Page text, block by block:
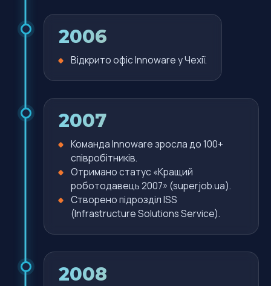
2006
Відкрито офіс Innoware у Чехії.
2007
Команда Innoware зросла до 100+
співробітників.
Отримано статус «Кращий
роботодавець 2007» (superjob.ua).
Створено підрозділ ISS
(Infrastructure Solutions Service).
2008